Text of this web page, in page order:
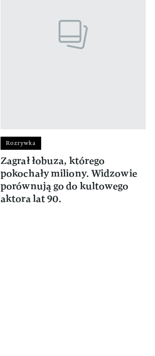
Rozrywka
Zagrał łobuza, którego
pokochały miliony. Widzowie
porównują go do kultowego
aktora lat 90.